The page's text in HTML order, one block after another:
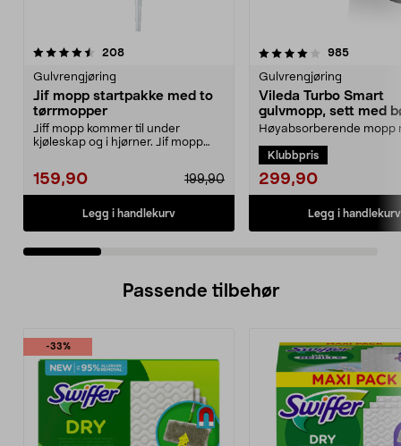
208anmeldelser
Gulvrengjøring
Jif mopp startpakke med to
tørrmopper
Jiff mopp kommer til under
kjøleskap og i hjørner. Jif mopp
159,90 199,90
Legg i handlekurv
4.0 av 5 stjerner 985
Gulvrengjøring
Vileda Turbo Smart
gulvmopp, sett med
utvrider
Høyabsorberende mopp
Smart mopp med bøtte ...
Klubbpris
299,90
Legg i handlekurv
4.5 av 5 stjerner
Passende tilbehør
-33%